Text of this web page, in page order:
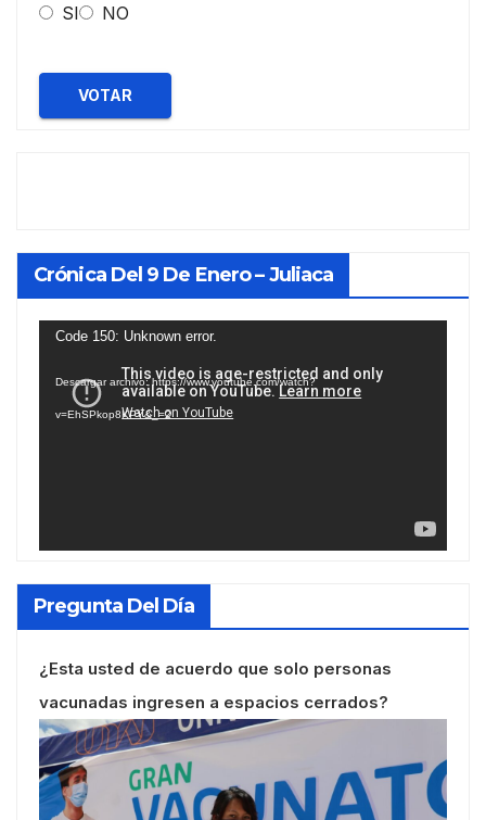
SI NO
VOTAR
Crónica Del 9 De Enero – Juliaca
Reproductor
vídeo
Code 150: Unknown error.
Descargar archivo: https://www.youtube.com/watch?
v=EhSPkop8KPY&_=2
Pregunta Del Día
¿Esta usted de acuerdo que solo personas
vacunadas ingresen a espacios cerrados?